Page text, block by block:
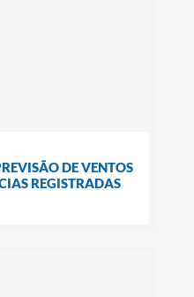
DE VENTOS
REGISTRADAS